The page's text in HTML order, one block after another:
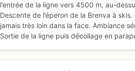
l’entrée de la ligne vers 4500 m, au-
Descente de l’éperon de la Brenva à
jamais très loin dans la face. Ambiance
Sortie de la ligne puis décollage en